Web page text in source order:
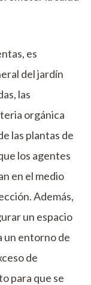
es
del jardín
las
orgánica
las plantas de
los agentes
en el medio
Además,
un espacio
un entorno de
de
para que se